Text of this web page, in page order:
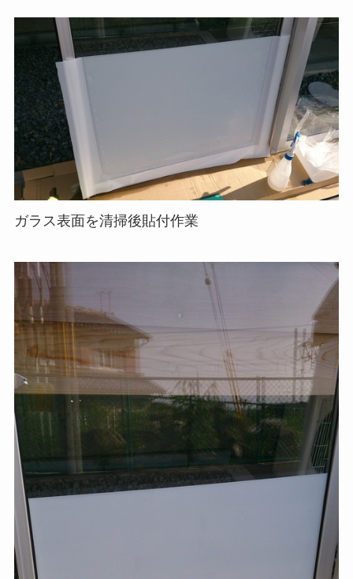
ガラス表面を清掃後貼付作業